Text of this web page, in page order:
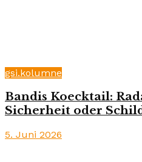
gsi.kolumne
Bandis Koecktail:
Sicherheit oder
5. Juni 2026